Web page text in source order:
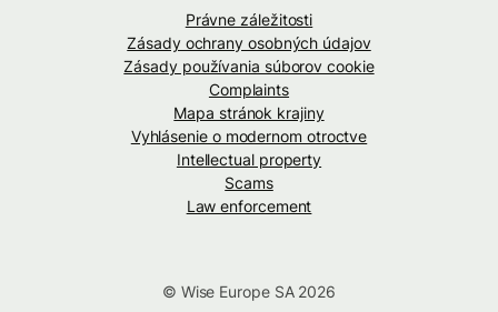
Právne záležitosti
Zásady ochrany osobných údajov
Zásady používania súborov cookie
Complaints
Mapa stránok krajiny
Vyhlásenie o modernom otroctve
Intellectual property
Scams
Law enforcement
© Wise Europe SA 2026